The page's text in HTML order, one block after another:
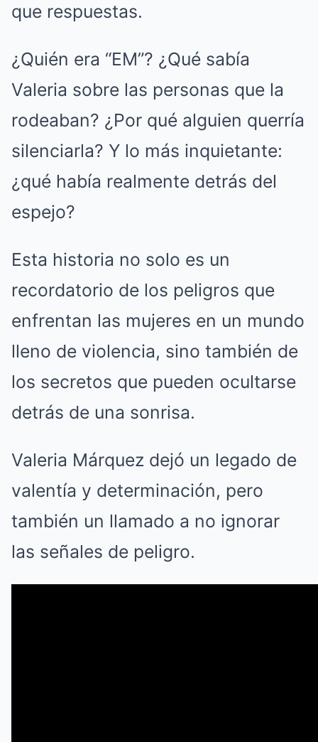
que respuestas.
¿Quién era “EM”? ¿Qué sabía
Valeria sobre las personas que la
rodeaban? ¿Por qué alguien querría
silenciarla? Y lo más inquietante:
¿qué había realmente detrás del
espejo?
Esta historia no solo es un
recordatorio de los peligros que
enfrentan las mujeres en un mundo
lleno de violencia, sino también de
los secretos que pueden ocultarse
detrás de una sonrisa.
Valeria Márquez dejó un legado de
valentía y determinación, pero
también un llamado a no ignorar
las señales de peligro.